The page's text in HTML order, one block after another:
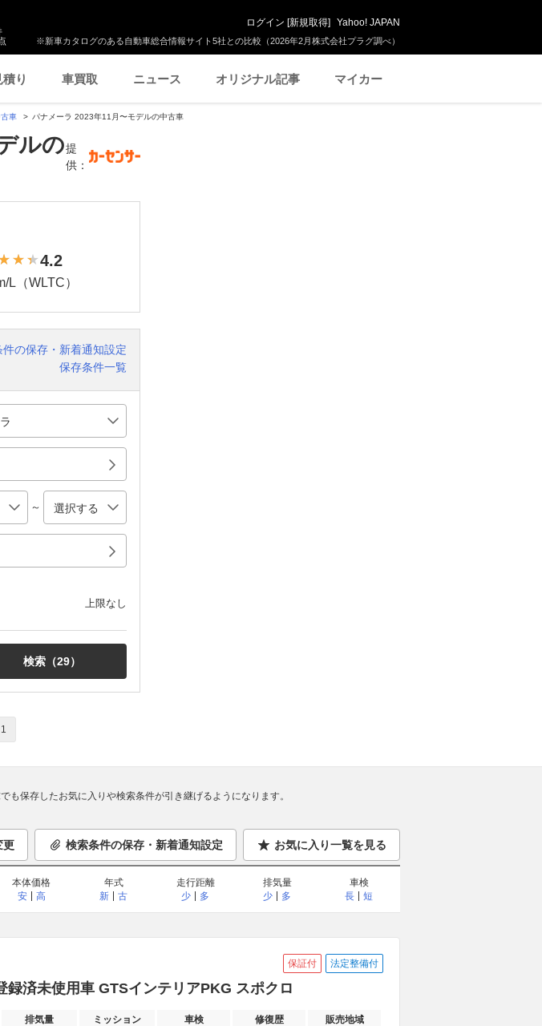
※新車カタログのある自動車総合情報サイト5社との比較（2026年2月株式会社プラグ調べ）
ログイン [新規取得] Yahoo! JAPAN
り 車買取 ニュース オリジナル記事 マイカー
車 パナメーラ 2023年11月〜モデルの中古車
ルの提
供：
4.2
L（WLTC）
件の保存・新着通知設定
保存条件一覧
～
上限なし
検索（29）
1
も保存したお気に入りや検索条件が引き継げるようになります。
更 検索条件の保存・新着通知設定 お気に入り一覧を見る
本体価格
安
高
年式
新
古
走行距離
少
多
排気量
少
多
車検
長
短
保証付 法定整備付
録済未使用車 GTSインテリアPKG スポクロ
排気量 ミッション 車検 修復歴 販売地域